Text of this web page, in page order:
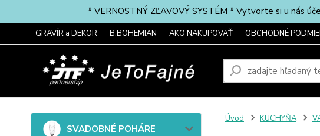
* VERNOSTNÝ ZĽAVOVÝ SYSTÉM * Vytvorte si u nás
GRAVÍR a DEKOR B.BOHEMIAN AKO NAKUPOVAŤ OBCHODNÉ
SVADOBNÉ POHÁRE
Úvod KUCHYŇA